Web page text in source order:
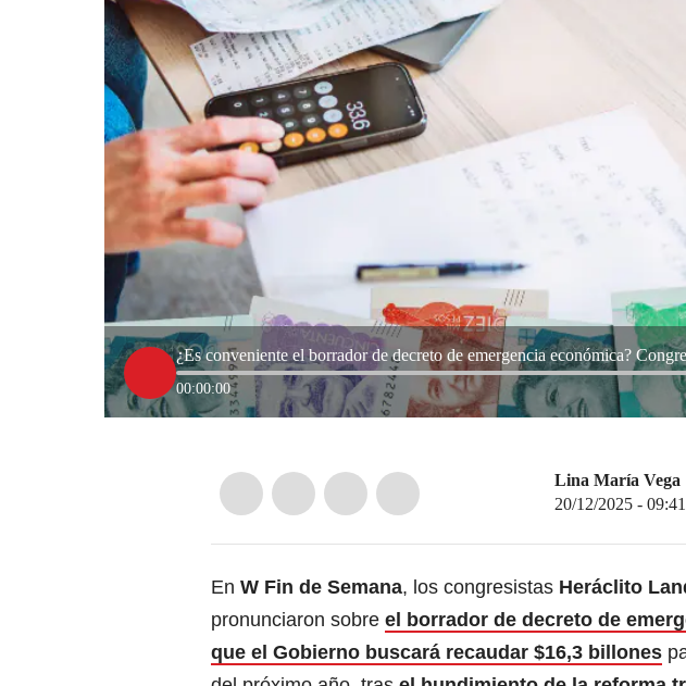
¿Es conveniente el borrador de decreto de emergencia económica?
00:00:00
Lina María Vega
20/12/2025 - 09:41
En W Fin de Semana, los congresistas Heráclito
pronunciaron sobre el borrador de decreto de
que el Gobierno buscará recaudar $16,3 billones